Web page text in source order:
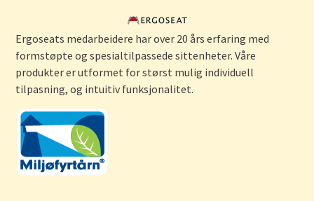
Ergoseats medarbeidere har over 20 års erfaring med
formstøpte og spesialtilpassede sittenheter. Våre
produkter er utformet for størst mulig individuell
tilpasning, og intuitiv funksjonalitet.